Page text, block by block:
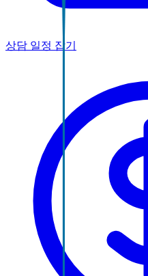
상담 일정 잡기